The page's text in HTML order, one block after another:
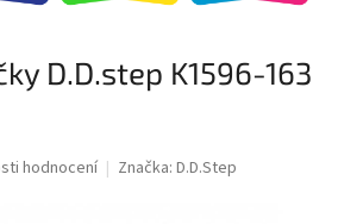
D.D.step K1596-163
hodnocení Značka: D.D.Step